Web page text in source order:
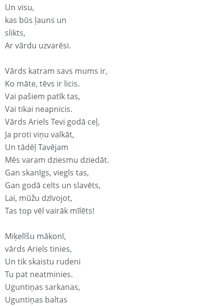
Un visu,
kas būs ļauns un
slikts,
Ar vārdu uzvarēsi.
Vārds katram savs mums ir,
Ko māte, tēvs ir licis.
Vai pašiem patīk tas,
Vai tikai neapnicis.
Vārds Ariels Tevi godā ceļ,
Ja proti viņu valkāt,
Un tādēļ Tavējam
Mēs varam dziesmu dziedāt.
Gan skanīgs, viegls tas,
Gan godā celts un slavēts,
Lai, mūžu dzīvojot,
Tas top vēl vairāk mīlēts!
Miķelīšu mākonī,
vārds Ariels tinies,
Un tik skaistu rudeni
Tu pat neatminies.
Uguntiņas sarkanas,
Uguntiņas baltas